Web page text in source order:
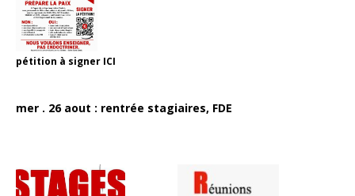
pétition à signer ICI
mer . 26 aout : rentrée stagiaires, FDE